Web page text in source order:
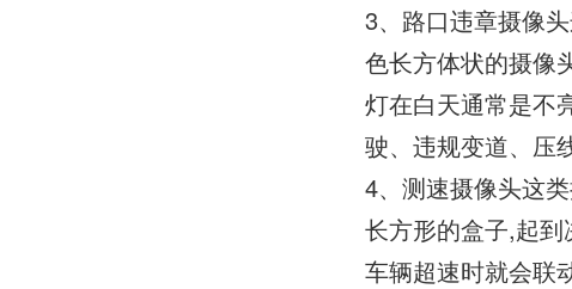
3、路口违章摄像
色长方体状的摄像
灯在白天通常是不
驶、违规变道、压
4、测速摄像头这
长方形的盒子,起
车辆超速时就会联